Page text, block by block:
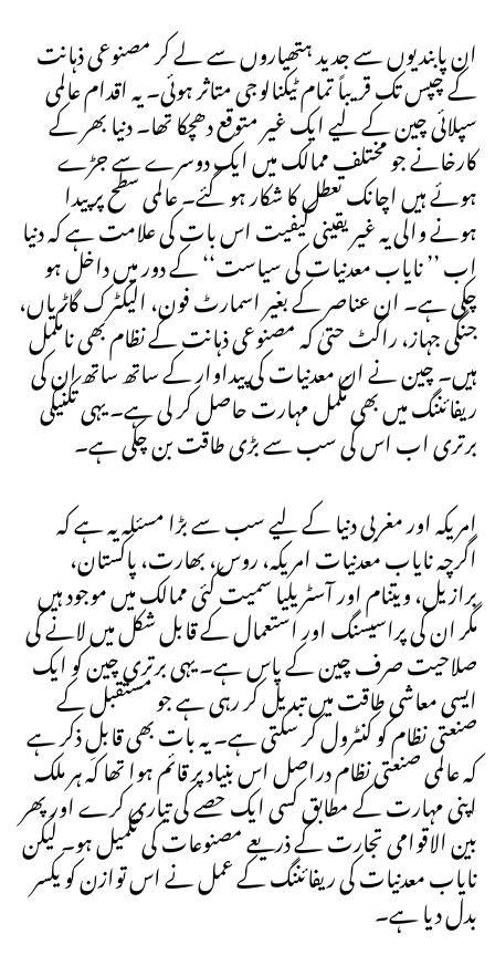
ان پابندیوں سے جدید ہتھیاروں سے لے کر مصنوعی ذہانت
کے چپس تک قریباً تمام ٹیکنالوجی متاثر ہوئی۔ یہ اقدام عالمی
سپلائی چین کے لیے ایک غیر متوقع دھچکا تھا۔ دنیا بھر کے
کارخانے جو مختلف ممالک میں ایک دوسرے سے جڑے
ہوئے ہیں اچانک تعطل کا شکار ہو گئے۔ عالمی سطح پر پیدا
ہونے والی یہ غیر یقینی کیفیت اس بات کی علامت ہے کہ دنیا
اب ’’ نایاب معدنیات کی سیاست‘‘ کے دور میں داخل ہو
چکی ہے۔ ان عناصر کے بغیر اسمارٹ فون، الیکٹرک گاڑیاں،
جنگی جہاز، راکٹ حتیٰ کہ مصنوعی ذہانت کے نظام بھی نامکمل
ہیں۔ چین نے ان معدنیات کی پیداوار کے ساتھ ساتھ ان کی
ریفائننگ میں بھی مکمل مہارت حاصل کر لی ہے۔ یہی تکنیکی
برتری اب اس کی سب سے بڑی طاقت بن چکی ہے۔
امریکہ اور مغربی دنیا کے لیے سب سے بڑا مسئلہ یہ ہے کہ
اگرچہ نایاب معدنیات امریکہ، روس، بھارت، پاکستان،
برازیل، ویتنام اور آسٹریلیا سمیت کئی ممالک میں موجود ہیں
مگر ان کی پراسیسنگ اور استعمال کے قابل شکل میں لانے کی
صلاحیت صرف چین کے پاس ہے۔ یہی برتری چین کو ایک
ایسی معاشی طاقت میں تبدیل کر رہی ہے جو مستقبل کے
صنعتی نظام کو کنٹرول کر سکتی ہے۔ یہ بات بھی قابلِ ذکر ہے
کہ عالمی صنعتی نظام دراصل اس بنیاد پر قائم ہوا تھا کہ ہر ملک
اپنی مہارت کے مطابق کسی ایک حصے کی تیاری کرے اور پھر
بین الاقوامی تجارت کے ذریعے مصنوعات کی تکمیل ہو۔ لیکن
نایاب معدنیات کی ریفائننگ کے عمل نے اس توازن کو یکسر
بدل دیا ہے۔